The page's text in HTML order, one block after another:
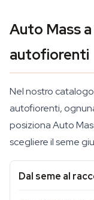
Auto Mass
autofiorenti
Nel nostro
autofiorenti,
posiziona Auto
scegliere il seme
Dal seme al